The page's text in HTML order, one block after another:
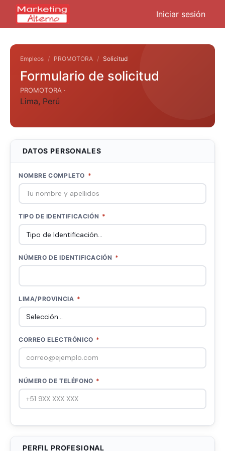
Iniciar sesión
Empleos PROMOTORA Solicitud
Formulario de solicitud
PROMOTORA ·
Lima, Perú
DATOS PERSONALES
NOMBRE COMPLETO *
TIPO DE IDENTIFICACIÓN *
NÚMERO DE IDENTIFICACIÓN *
LIMA/PROVINCIA *
CORREO ELECTRÓNICO *
NÚMERO DE TELÉFONO *
PERFIL PROFESIONAL